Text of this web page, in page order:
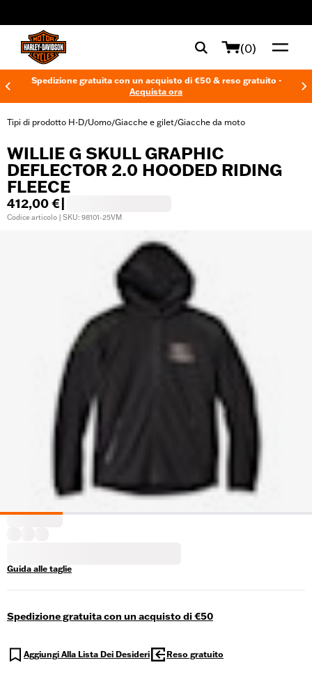
(0)
Spedizione gratuita con un acquisto di €50 & reso gratuito -
Acquista ora
Tipi di prodotto H-D/Uomo/Giacche e gilet/Giacche da moto
WILLIE G SKULL GRAPHIC
DEFLECTOR 2.0 HOODED RIDING
FLEECE
412,00 €
Codice articolo | SKU: 98101-25VM
Guida alle taglie
Spedizione gratuita con un acquisto di €50
Aggiungi Alla Lista Dei Desideri Reso gratuito